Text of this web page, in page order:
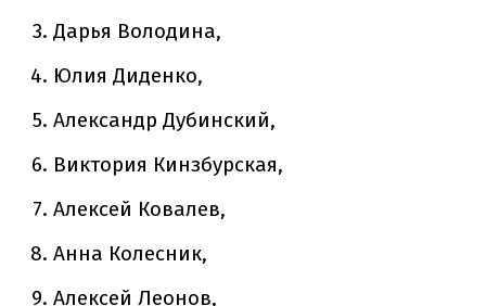
Дарья Володина,
Юлия Диденко,
Александр Дубинский,
Виктория Кинзбурская,
Алексей Ковалев,
Анна Колесник,
Алексей Леонов,